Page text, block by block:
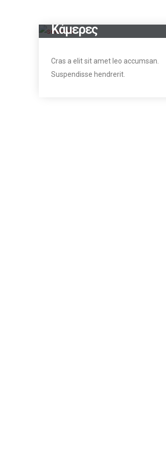
Κάμερες
Cras a elit sit amet leo accumsan.
Suspendisse hendrerit.